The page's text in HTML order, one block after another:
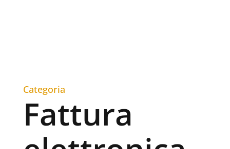
Categoria
Fattura